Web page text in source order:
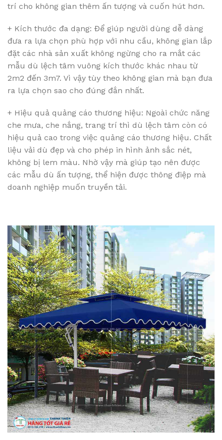
trí cho không gian thêm ấn tượng và cuốn hút hơn.
+ Kích thước đa dạng: Để giúp người dùng dễ dàng
đưa ra lựa chọn phù hợp với nhu cầu, không gian lắp
đặt các nhà sản xuất không ngừng cho ra mắt các
mẫu dù lệch tâm vuông kích thước khác nhau từ
2m2 đến 3m7. Vì vậy tùy theo không gian mà bạn đưa
ra lựa chọn sao cho đúng đắn nhất.
+ Hiệu quả quảng cáo thương hiệu: Ngoài chức năng
che mưa, che nắng, trang trí thì dù lệch tâm còn có
hiệu quả cao trong việc quảng cáo thương hiệu. Chất
liệu vải dù đẹp và cho phép in hình ảnh sắc nét,
không bị lem màu. Nhờ vậy mà giúp tạo nên được
các mẫu dù ấn tượng, thể hiện được thông điệp mà
doanh nghiệp muốn truyền tải.